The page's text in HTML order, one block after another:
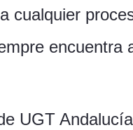
cualquier
UGT